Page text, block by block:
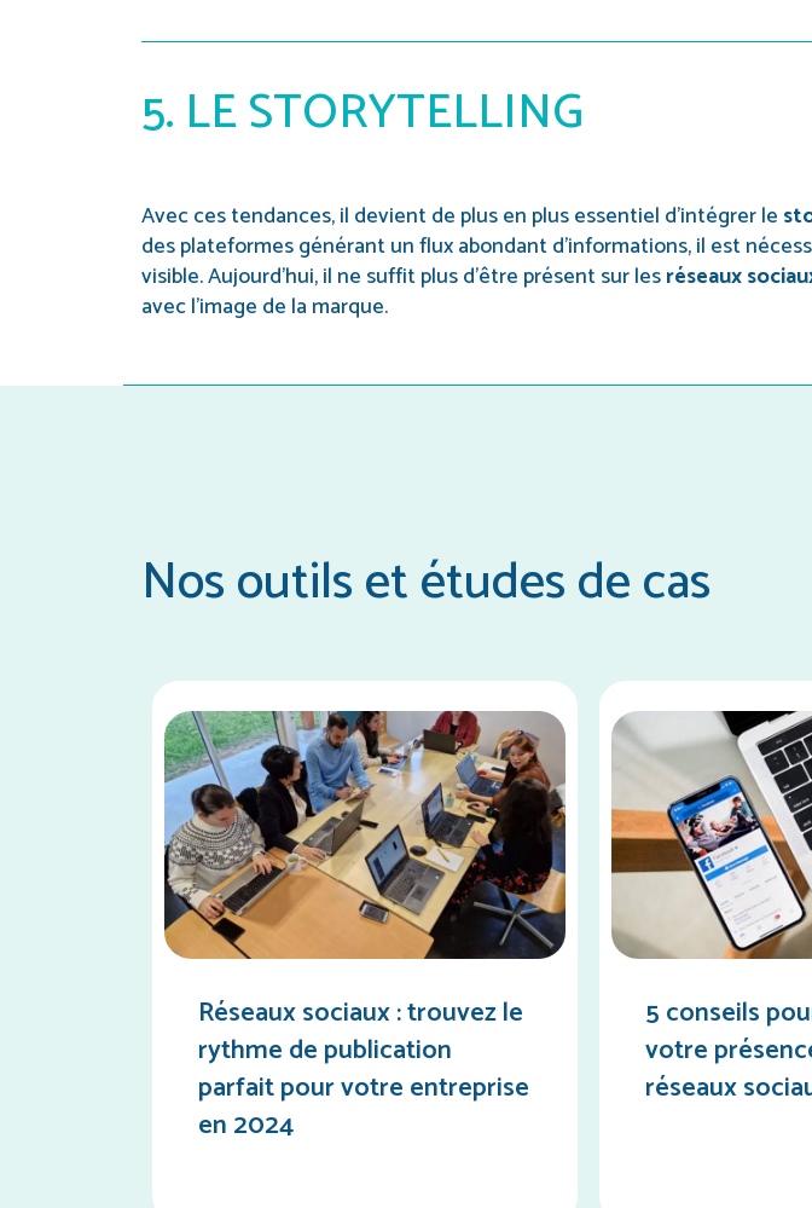
5. LE STORYTELLING
Avec ces tendances, il devient de plus en plus essentiel d’intégrer le
des plateformes générant un flux abondant d’informations, il est
visible. Aujourd’hui, il ne suffit plus d’être présent sur lesréseaux
avec l’image de la marque.
Nos outils et études de cas
Réseaux sociaux : trouvez le
rythme de publication
parfait pour votre entreprise
en 2024
5 conseils
votre
réseaux